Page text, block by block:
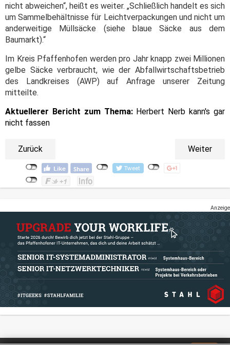
nicht abweichen“, heißt es weiter. „Schließlich handelt es sich
um Sammelbehältnisse für Leichtverpackungen und nicht um
anderweitige Müllsäcke (siehe blaue Säcke aus dem
Baumarkt).“
Im Kreis Pfaffenhofen werden pro Jahr knapp zwei Millionen
gelbe Säcke verbraucht, wie der Abfallwirtschaftsbetrieb
des Landkreises (AWP) auf Anfrage unserer Zeitung
mitteilte.
Aktuellerer Bericht zum Thema: Herbert Nerb kann's gar
nicht fassen
Zurück Weiter
Anzeige